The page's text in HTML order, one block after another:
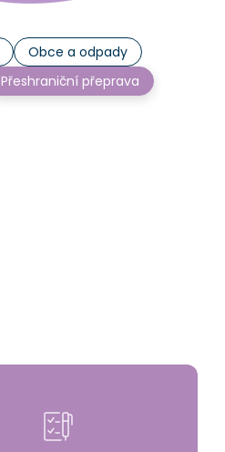
Obce a odpady
Přeshraniční přeprava